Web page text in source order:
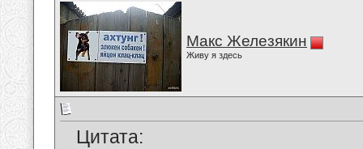
Макс Железякин
Живу я здесь
Цитата: